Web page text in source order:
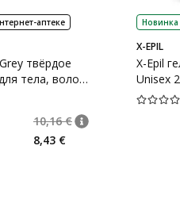
аптеке
твёрдое
тела, волос,
80 г
10,16 €
nõuanne
Tavaline hind
8,43 €
Новинка
X-EPIL
X-Epil
Unisex
Средняя